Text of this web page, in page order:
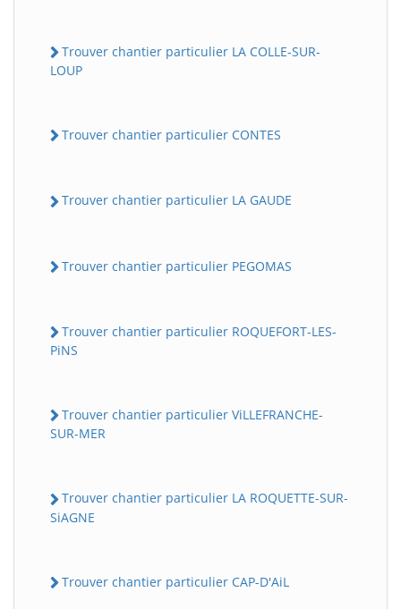
Trouver chantier particulier LA COLLE-SUR-
LOUP
Trouver chantier particulier CONTES
Trouver chantier particulier LA GAUDE
Trouver chantier particulier PEGOMAS
Trouver chantier particulier ROQUEFORT-LES-
PiNS
Trouver chantier particulier ViLLEFRANCHE-
SUR-MER
Trouver chantier particulier LA ROQUETTE-SUR-
SiAGNE
Trouver chantier particulier CAP-D'AiL